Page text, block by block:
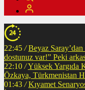
22:45 / Beyaz
dostunuz var!” Peki
22:10 /Yüksek Yargıda
Özkaya, Türkmenistan
01:43 / Kıyamet